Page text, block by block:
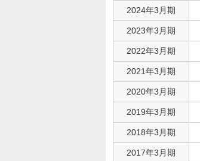
2024年3月期
2023年3月期
2022年3月期
2021年3月期
2020年3月期
2019年3月期
2018年3月期
2017年3月期